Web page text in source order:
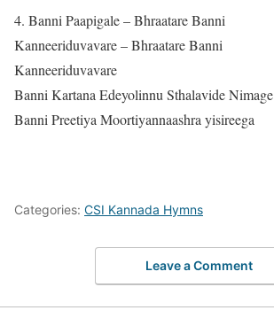
4. Banni Paapigale – Bhraatare Banni
Kanneeriduvavare – Bhraatare Banni
Kanneeriduvavare
Banni Kartana Edeyolinnu Sthalavide Nimage
Banni Preetiya Moortiyannaashra yisireega
Categories: CSI Kannada Hymns
Leave a Comment